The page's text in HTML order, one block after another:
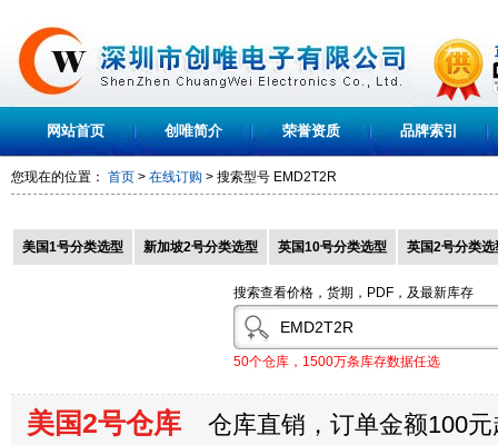
网站首页 创唯简介 荣誉资质 品牌索引
您现在的位置： 首页 > 在线订购 > 搜索型号 EMD2T2R
美国1号分类选型 新加坡2号分类选型 英国10号分类选型 英国2号分类选
搜索查看价格，货期，PDF，及最新库存
50个仓库，1500万条库存数据任选
美国2号仓库 仓库直销，订单金额100元